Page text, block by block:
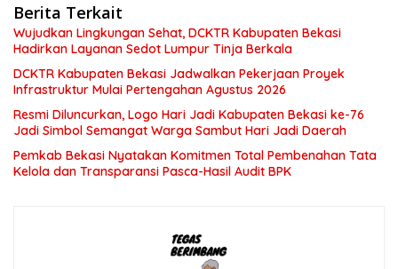
Berita Terkait
Wujudkan Lingkungan Sehat, DCKTR Kabupaten Bekasi
Hadirkan Layanan Sedot Lumpur Tinja Berkala
DCKTR Kabupaten Bekasi Jadwalkan Pekerjaan Proyek
Infrastruktur Mulai Pertengahan Agustus 2026
Resmi Diluncurkan, Logo Hari Jadi Kabupaten Bekasi ke-76
Jadi Simbol Semangat Warga Sambut Hari Jadi Daerah
Pemkab Bekasi Nyatakan Komitmen Total Pembenahan Tata
Kelola dan Transparansi Pasca-Hasil Audit BPK